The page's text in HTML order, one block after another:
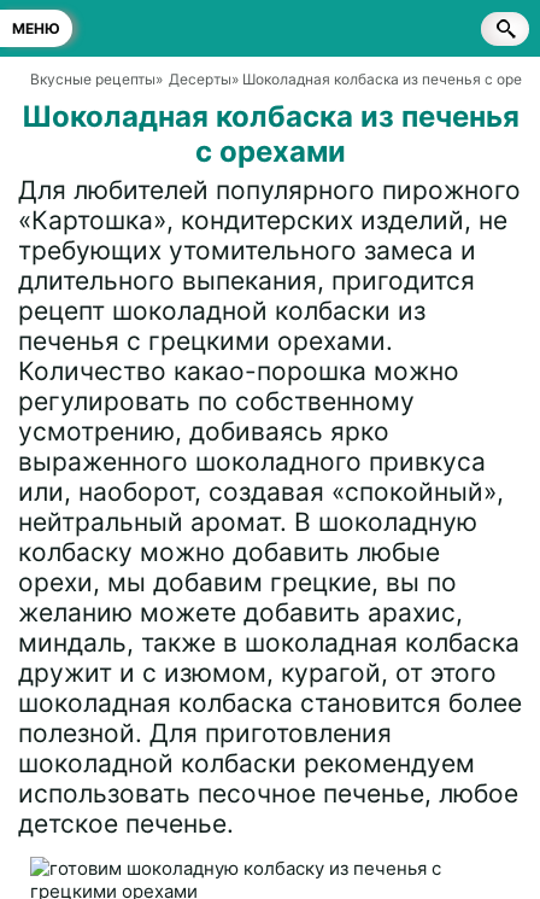
МЕНЮ
Вкусные рецепты» Десерты» Шоколадная колбаска из печенья с
Шоколадная колбаска из печенья
с орехами
Для любителей популярного пирожного
«Картошка», кондитерских изделий, не
требующих утомительного замеса и
длительного выпекания, пригодится
рецепт шоколадной колбаски из
печенья с грецкими орехами.
Количество какао-порошка можно
регулировать по собственному
усмотрению, добиваясь ярко
выраженного шоколадного привкуса
или, наоборот, создавая «спокойный»,
нейтральный аромат. В шоколадную
колбаску можно добавить любые
орехи, мы добавим грецкие, вы по
желанию можете добавить арахис,
миндаль, также в шоколадная колбаска
дружит и с изюмом, курагой, от этого
шоколадная колбаска становится более
полезной. Для приготовления
шоколадной колбаски рекомендуем
использовать песочное печенье, любое
детское печенье.